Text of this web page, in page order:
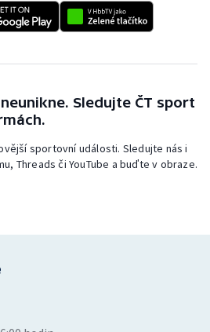
Sledujte ČT sport
sportovní události. Sledujte nás i
Threads či YouTube a buďte v obraze.